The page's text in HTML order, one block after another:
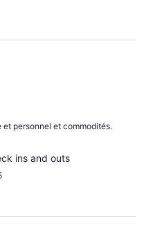
et personnel et commodités.
ins and outs